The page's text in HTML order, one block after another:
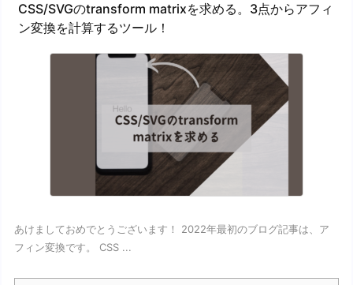
CSS/SVGのtransform matrixを求める。3点からアフィ
ン変換を計算するツール！
あけましておめでとうございます！ 2022年最初のブログ記事は、ア
フィン変換です。 CSS ...